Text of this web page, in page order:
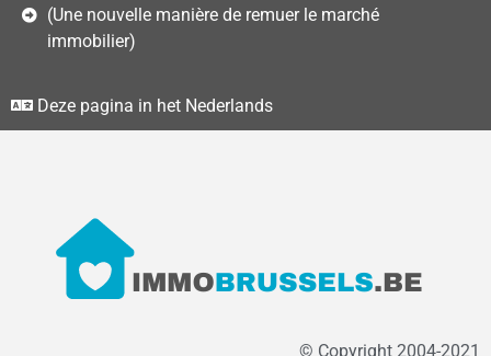
(Une nouvelle manière de remuer le marché
immobilier)
Deze pagina in het Nederlands
© Copyright 2004-2021